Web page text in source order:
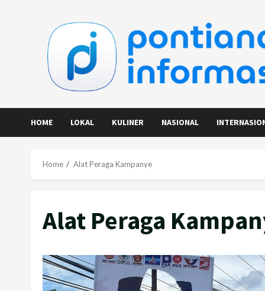
HOME LOKAL KULINER NASIONAL
Home Alat Peraga Kampanye
Alat Peraga